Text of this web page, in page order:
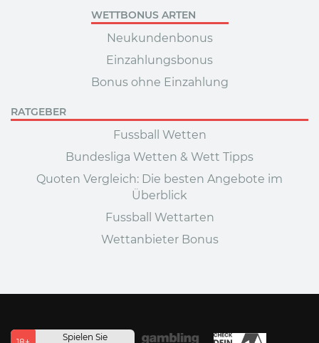
WETTBONUS ARTEN
Neukundenbonus
Einzahlungsbonus
Bonus ohne Einzahlung
RATGEBER
Fussball Wetten
Bundesliga Wetten & Wett Tipps
Quoten Vergleich: Die besten Angebote im
Überblick
Fussball Wettarten
Wettanbieter Bonus
Spielen Sie